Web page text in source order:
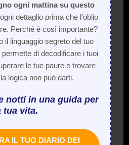
ogni mattina su questo
dettaglio prima che l'oblio
Perché è così importante?
il linguaggio segreto del tuo
di decodificare i tuoi
le tue paure e trovare
logica non può darti.
notti in una guida per
tua vita.
IL TUO DIARIO DEI